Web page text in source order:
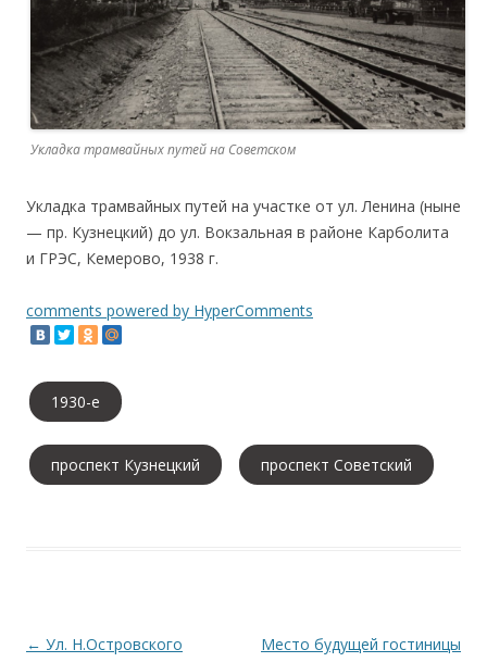
Укладка трамвайных путей на Советском
Укладка трамвайных путей на участке от ул. Ленина (ныне
— пр. Кузнецкий) до ул. Вокзальная в районе Карболита
и ГРЭС, Кемерово, 1938 г.
comments powered by HyperComments
1930-е
проспект Кузнецкий проспект Советский
Навигация по записям
← Ул. Н.Островского
Место будущей гостиницы